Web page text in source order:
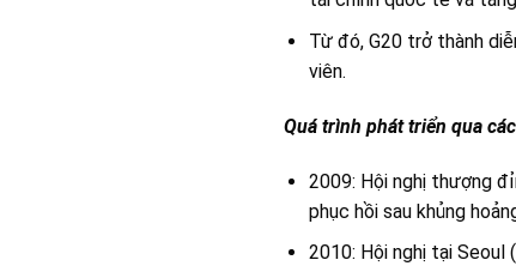
Từ đó, G20 trở thành
viên.
Quá trình phát triển qua
2009: Hội nghị thượng
phục hồi sau khủng
2010: Hội nghị tại Seoul